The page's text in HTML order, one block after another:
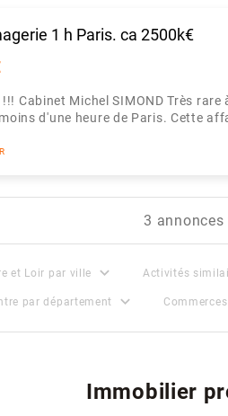
1 h Paris. ca 2500k€
!!! Cabinet Michel SIMOND Très
d'une heure de Paris. Cette
3 annonces
et Loir par ville expand_more Activités
par département expand_more
Immobilier